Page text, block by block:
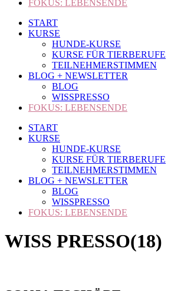
FOKUS: LEBENSENDE
START
KURSE
HUNDE-KURSE
KURSE FÜR TIERBERUFE
TEILNEHMERSTIMMEN
BLOG + NEWSLETTER
BLOG
WISSPRESSO
FOKUS: LEBENSENDE
START
KURSE
HUNDE-KURSE
KURSE FÜR TIERBERUFE
TEILNEHMERSTIMMEN
BLOG + NEWSLETTER
BLOG
WISSPRESSO
FOKUS: LEBENSENDE
WISS PRESSO(18)